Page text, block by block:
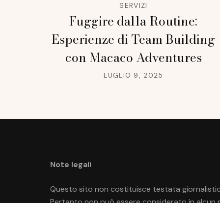
SERVIZI
Fuggire dalla Routine:
Esperienze di Team Building
con Macaco Adventures
LUGLIO 9, 2025
Note legali
Questo sito non costituisce testata